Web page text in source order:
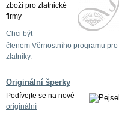
zboží pro zlatnické
firmy
Chci být
členem Věrnostního programu pro
zlatníky.
Originální šperky
Podívejte se na nové
originální